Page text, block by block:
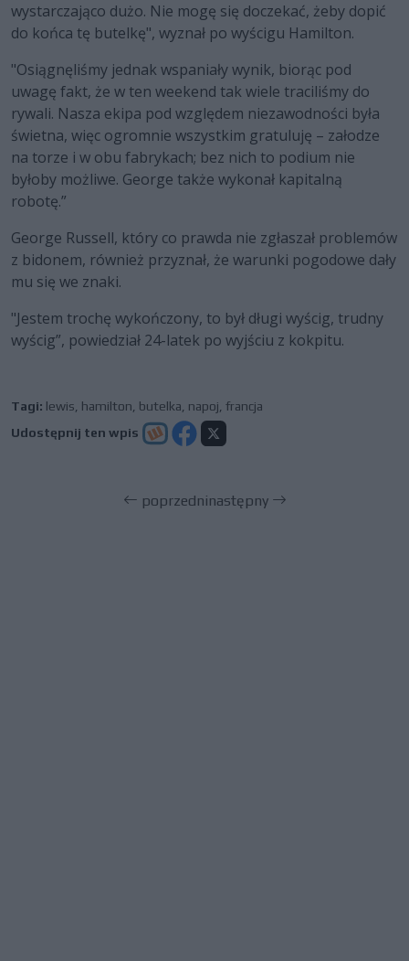
wystarczająco dużo. Nie mogę się doczekać, żeby dopić
do końca tę butelkę", wyznał po wyścigu Hamilton.
"Osiągnęliśmy jednak wspaniały wynik, biorąc pod
uwagę fakt, że w ten weekend tak wiele traciliśmy do
rywali. Nasza ekipa pod względem niezawodności była
świetna, więc ogromnie wszystkim gratuluję – załodze
na torze i w obu fabrykach; bez nich to podium nie
byłoby możliwe. George także wykonał kapitalną
robotę.”
George Russell, który co prawda nie zgłaszał problemów
z bidonem, również przyznał, że warunki pogodowe dały
mu się we znaki.
"Jestem trochę wykończony, to był długi wyścig, trudny
wyścig”, powiedział 24-latek po wyjściu z kokpitu.
Tagi: lewis hamilton butelka napoj francja
Udostępnij ten wpis
poprzedninastępny